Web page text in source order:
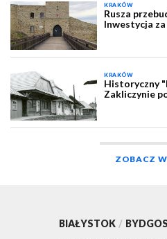
KRAKÓW
Rusza
Inwestycja za
KRAKÓW
Historyczny
Zakliczynie
ZOBACZ
BIAŁYSTOK /